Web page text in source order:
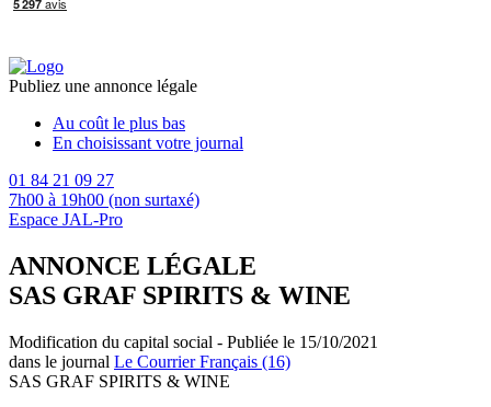
Publiez une annonce légale
Au coût le plus bas
En choisissant votre journal
01 84 21 09 27
7h00 à 19h00 (non surtaxé)
Espace JAL-Pro
ANNONCE LÉGALE
SAS GRAF SPIRITS & WINE
Modification du capital social - Publiée le 15/10/2021
dans le journal Le Courrier Français (16)
SAS GRAF SPIRITS & WINE